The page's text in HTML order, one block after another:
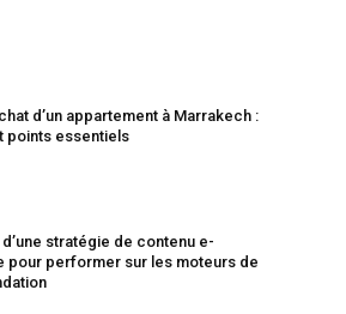
d’un appartement à Marrakech :
points essentiels
stratégie de contenu e-
pour performer sur les moteurs de